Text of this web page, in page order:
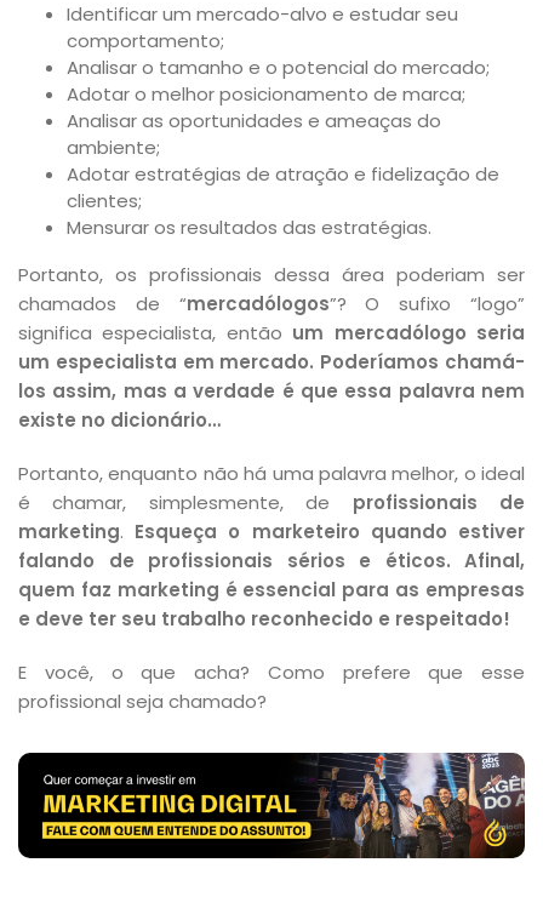
Identificar um mercado-alvo e estudar seu
comportamento;
Analisar o tamanho e o potencial do mercado;
Adotar o melhor posicionamento de marca;
Analisar as oportunidades e ameaças do
ambiente;
Adotar estratégias de atração e fidelização de
clientes;
Mensurar os resultados das estratégias.
Portanto, os profissionais dessa área poderiam ser
chamados de “mercadólogos”? O sufixo “logo”
significa especialista, então um mercadólogo seria
um especialista em mercado. Poderíamos chamá-
los assim, mas a verdade é que essa palavra nem
existe no dicionário…
Portanto, enquanto não há uma palavra melhor, o ideal
é chamar, simplesmente, de profissionais de
marketing. Esqueça o marketeiro quando estiver
falando de profissionais sérios e éticos. Afinal,
quem faz marketing é essencial para as empresas
e deve ter seu trabalho reconhecido e respeitado!
E você, o que acha? Como prefere que esse
profissional seja chamado?